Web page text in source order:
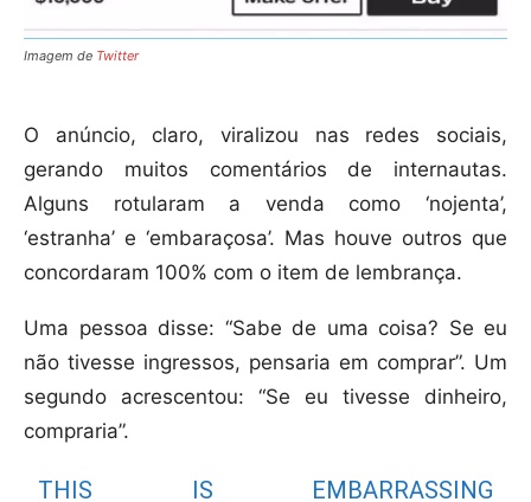
Imagem de Twitter
O anúncio, claro, viralizou nas redes sociais,
gerando muitos comentários de internautas.
Alguns rotularam a venda como ‘nojenta’,
‘estranha’ e ‘embaraçosa’. Mas houve outros que
concordaram 100% com o item de lembrança.
Uma pessoa disse: “Sabe de uma coisa? Se eu
não tivesse ingressos, pensaria em comprar”. Um
segundo acrescentou: “Se eu tivesse dinheiro,
compraria”.
THIS IS EMBARRASSING